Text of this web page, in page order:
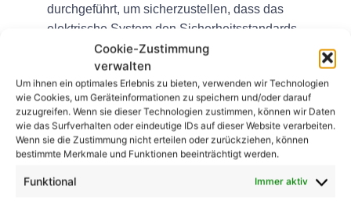
Cookie-Zustimmung
verwalten
Um ihnen ein optimales Erlebnis zu bieten, verwenden wir Technologien
wie Cookies, um Geräteinformationen zu speichern und/oder darauf
zuzugreifen. Wenn sie dieser Technologien zustimmen, können wir Daten
wie das Surfverhalten oder eindeutige IDs auf dieser Website verarbeiten.
Wenn sie die Zustimmung nicht erteilen oder zurückziehen, können
bestimmte Merkmale und Funktionen beeinträchtigt werden.
Funktional Immer aktiv
durchgeführt, um sicherzustellen, dass das
elektrische System den Sicherheitsstandards
entspricht.
Abschluss
Der E-Check der Elektroinstallation ist ein
entscheidender Prozess zur Gewährleistung der
Sicherheit der Bewohner eines Wohngebäudes.
Durch die Durchführung regelmäßiger Inspektionen